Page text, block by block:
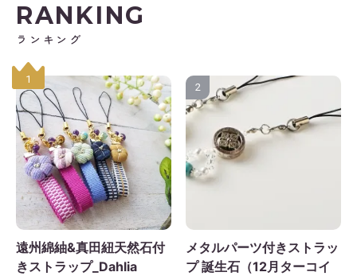
RANKING
ランキング
1
遠州綿紬&真田紐天然石付
きストラップ_Dahlia
2
メタルパーツ付きストラッ
プ 誕生石（12月ターコイ